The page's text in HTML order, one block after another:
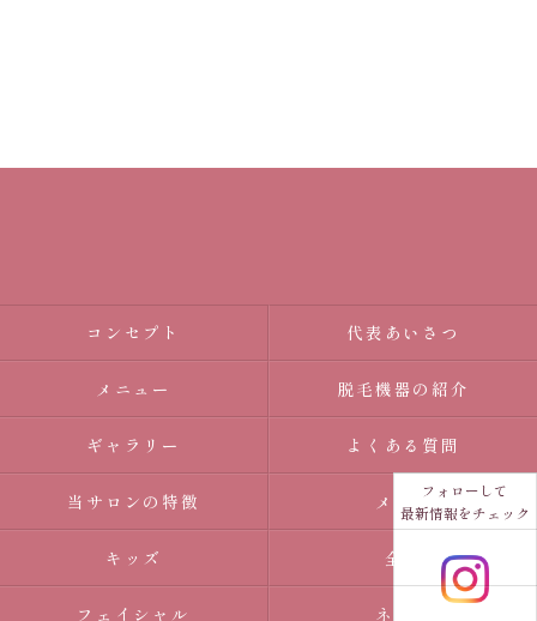
フォローして
最新情報をチェック
コンセプト 代表あいさつ
メニュー 脱毛機器の紹介
ギャラリー よくある質問
当サロンの特徴 メンズ
キッズ 全身
フェイシャル ネイル